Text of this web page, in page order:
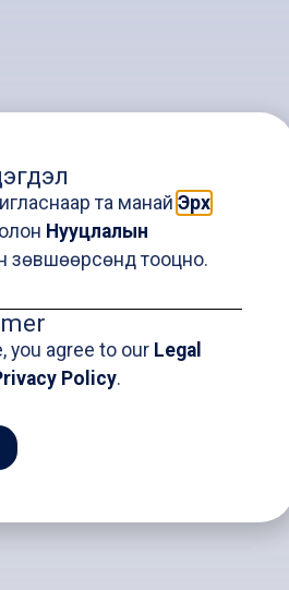
үйлдвэр”
уурхайн
сангийн
үндэслэл
та манай Эрх
Нууцлалын
зөвшөөрсөнд тооцно.
you agree to our Legal
Policy.